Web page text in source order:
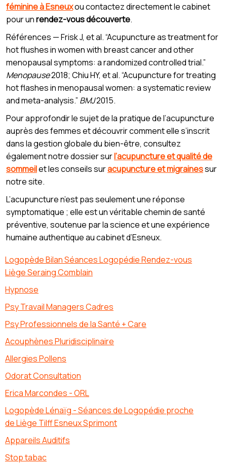
féminine à Esneuxou contactez directement le cabinet
pour unrendez-vous découverte.
Références — Frisk J, et al. “Acupuncture as treatment for
hot flushes in women with breast cancer and other
menopausal symptoms: a randomized controlled trial.”
Menopause2018; Chiu HY, et al. “Acupuncture for treating
hot flashes in menopausal women: a systematic review
and meta-analysis.” BMJ2015.
Pour approfondir le sujet de la pratique de l’acupuncture
auprès des femmes et découvrir comment elle s’inscrit
dans la gestion globale du bien-être, consultez
également notre dossier surl’acupuncture et qualité de
sommeilet les conseils suracupuncture et migrainessur
notre site.
L’acupuncture n’est pas seulement une réponse
symptomatique ; elle est un véritable chemin de santé
préventive, soutenue par la science et une expérience
humaine authentique au cabinet d’Esneux.
Logopède Bilan Séances Logopédie Rendez-vous
Liège Seraing Comblain
Hypnose
Psy Travail Managers Cadres
Psy Professionnels de la Santé + Care
Acouphènes Pluridisciplinaire
Allergies Pollens
Odorat Consultation
Erica Marcondes - ORL
Logopède Lénaïg - Séances de Logopédie proche
de Liège Tilff Esneux Sprimont
Appareils Auditifs
Stop tabac